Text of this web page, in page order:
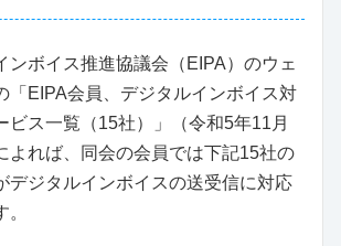
ンボイス推進協議会（EIPA）のウェ
「EIPA会員、デジタルインボイス対
ビス一覧（15社）」（令和5年11月
よれば、同会の会員では下記15社の
デジタルインボイスの送受信に対応